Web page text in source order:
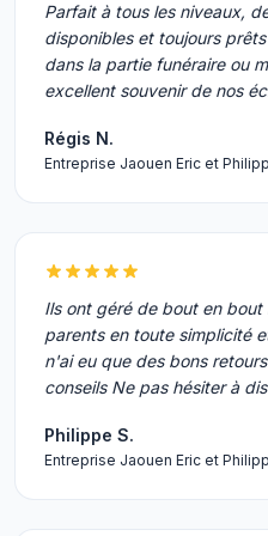
Parfait à tous les niveaux,
disponibles et toujours
dans la partie funéraire ou
excellent souvenir de nos
Régis N.
Entreprise Jaouen Eric et
Ils ont géré de bout en
parents en toute simplicité
n'ai eu que des bons
conseils Ne pas hésiter à
Philippe S.
Entreprise Jaouen Eric et